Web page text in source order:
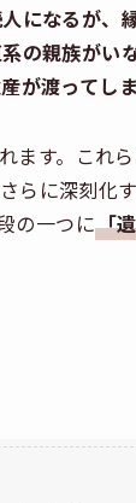
になるが、
の親族がい
が渡ってし
ます。これ
らに深刻化
の一つに「